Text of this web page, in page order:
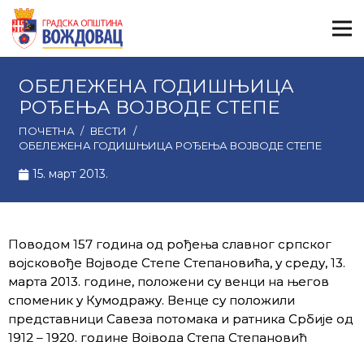
ОБЕЛЕЖЕНА ГОДИШЊИЦА
РОЂЕЊА ВОЈВОДЕ СТЕПЕ
ПОЧЕТНА / ВЕСТИ
/
ОБЕЛЕЖЕНА ГОДИШЊИЦА РОЂЕЊА ВОЈВОДЕ СТЕПЕ
15. март 2013.
Поводом 157 година од рођења славног српског
војсковође Војводе Степе Степановића, у среду, 13.
марта 2013. године, положени су венци на његов
споменик у Кумодражу. Венце су положили
представници Савеза потомака и ратника Србије од
1912 – 1920. године Војвода Степа Степановић